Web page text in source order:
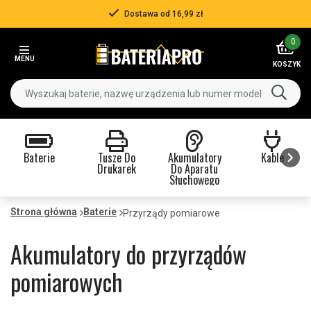
Ponad 500 000 klientów
MENU
0
KOSZYK
Baterie Tusze Do
Drukarek
Akumulatory
Do Aparatu
Słuchowego
Kable
Strona główna Baterie Przyrządy pomiarowe
Akumulatory do przyrządów
pomiarowych